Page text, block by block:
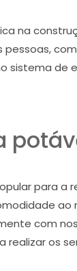
na
sistema de
para
ao
com
realizar os